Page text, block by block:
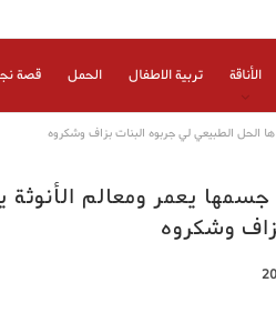
الأناقة تربية الاطفال الحمل قصة
ها الحل الطبيعي لي جربوه البنات بزاف وشكروه
يعمر ومعالم
وشكروه